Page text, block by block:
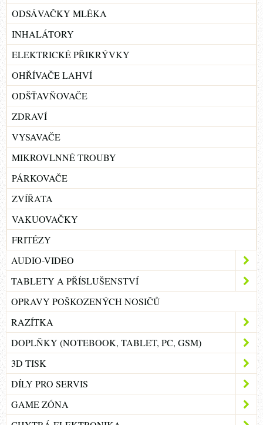
ODSÁVAČKY MLÉKA
INHALÁTORY
ELEKTRICKÉ PŘIKRÝVKY
OHŘÍVAČE LAHVÍ
ODŠŤAVŇOVAČE
ZDRAVÍ
VYSAVAČE
MIKROVLNNÉ TROUBY
PÁRKOVAČE
ZVÍŘATA
VAKUOVAČKY
FRITÉZY
AUDIO-VIDEO
TABLETY A PŘÍSLUŠENSTVÍ
OPRAVY POŠKOZENÝCH NOSIČŮ
RAZÍTKA
DOPLŇKY (NOTEBOOK, TABLET, PC, GSM)
3D TISK
DÍLY PRO SERVIS
GAME ZÓNA